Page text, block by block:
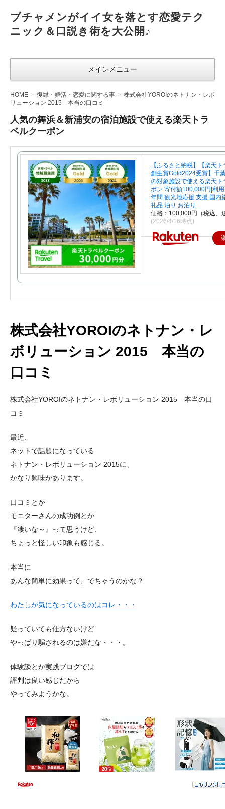
ブチャメンがイイ女を落とす恋愛テク
ニック＆口説き術を大公開♪
メインメニュー
HOME 復縁・婚活・恋愛に関する事
株式会社YOROIのネトナン・レボ
リューション 2015 本当の口コミ
人気の舞浜＆新浦安の宿泊施設で使える楽天トラ
ベルクーポン
【ふるさと納税】【楽天
創生賞Gold2024受賞】千
の対象施設で使える楽天ト
ポン 寄付額100,000円|利
年間 観光地応援 支援 国内
礼品 泊り お泊り
価格：100,000円（税込、
(2026/4/16時点)
株式会社YOROIのネトナン・レ
ボリューション 2015 本当の
口コミ
株式会社YOROIのネトナン・レボリューション 2015 本当の口
コミ
最近、
ネットで話題になっている
ネトナン・レボリューション 2015に、
かなり興味があります。
口コミとか
モニターさんの成功例とか
『凄いな～』って思うけど、
ちょっと怪しい印象も感じる。
本当に
あんな簡単に効果って、でちゃうのかな？
わたしが気になっているのはコレ・・・
疑っていても仕方ないけど
やっぱり騙されるのは嫌だな・・・。
体験談とか実践ブログでは
評判は良い感じだから
やってみようかな。